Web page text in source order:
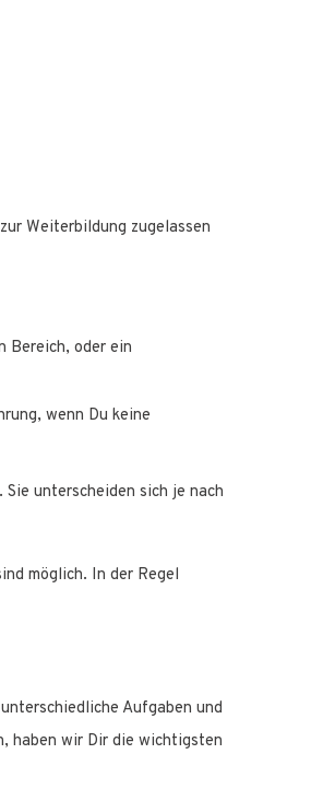
Weiterbildung zugelassen
Bereich, oder ein
wenn Du keine
unterscheiden sich je nach
möglich. In der Regel
Aufgaben und
haben wir Dir die wichtigsten